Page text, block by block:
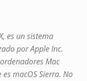
es un sistema
por Apple Inc.
Mac
macOS Sierra. No